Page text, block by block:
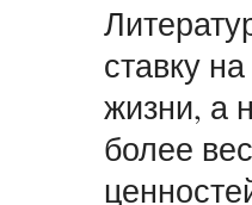
ставку
жизни, а
более